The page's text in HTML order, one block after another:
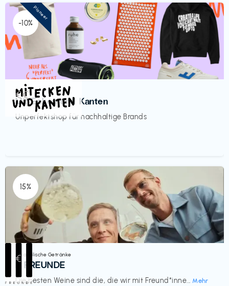
-10%
Mode
Mit Ecken und Kanten
Unperfektshop für nachhaltige Brands
€€‎
Pioneer
15%
Alkoholische Getränke
III FREUNDE
Die besten Weine sind die, die wir mit Freund*inne... Mehr
€‎